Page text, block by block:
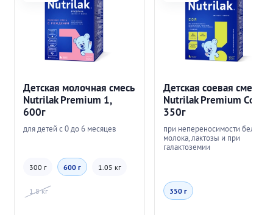
Детская молочная смесь
Nutrilak Premium 1,
600г
для детей с 0 до 6 месяцев
300 г 600 г 1.05 кг
1.8 кг
Детская соевая смесь
Nutrilak Premium Соя,
350г
при непереносимости белков
молока, лактозы и при
галактоземии
350 г